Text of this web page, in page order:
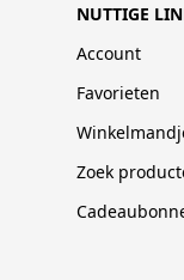
NUTTIGE
Account
Favorieten
Zoek